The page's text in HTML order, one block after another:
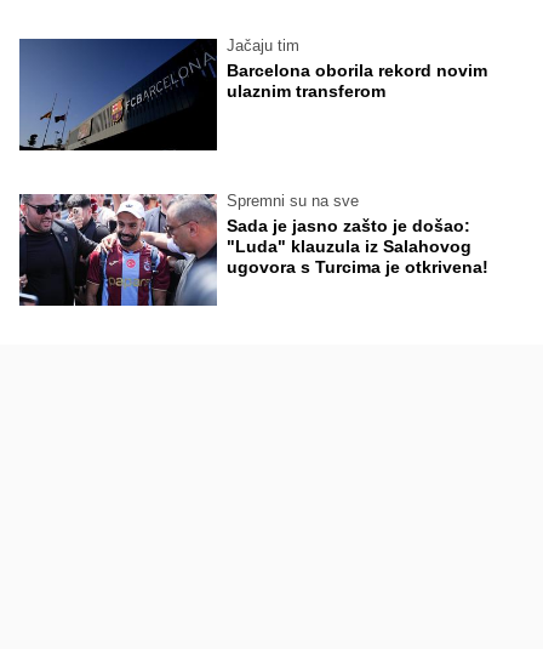
Jačaju tim
Barcelona oborila rekord novim
ulaznim transferom
Spremni su na sve
Sada je jasno zašto je došao:
"Luda" klauzula iz Salahovog
ugovora s Turcima je otkrivena!